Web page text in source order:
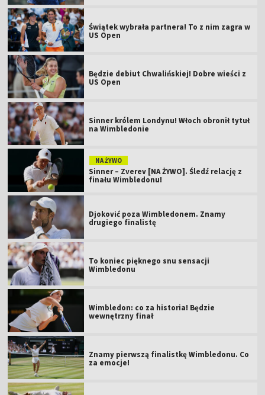
Świątek wybrała partnera! To z nim zagra w
US Open
Będzie debiut Chwalińskiej! Dobre wieści z
US Open
Sinner królem Londynu! Włoch obronił tytuł
na Wimbledonie
NA ŻYWO
Sinner – Zverev [NA ŻYWO]. Śledź relację z
finału Wimbledonu!
Djoković poza Wimbledonem. Znamy
drugiego finalistę
To koniec pięknego snu sensacji
Wimbledonu
Wimbledon: co za historia! Będzie
wewnętrzny finał
Znamy pierwszą finalistkę Wimbledonu. Co
za emocje!